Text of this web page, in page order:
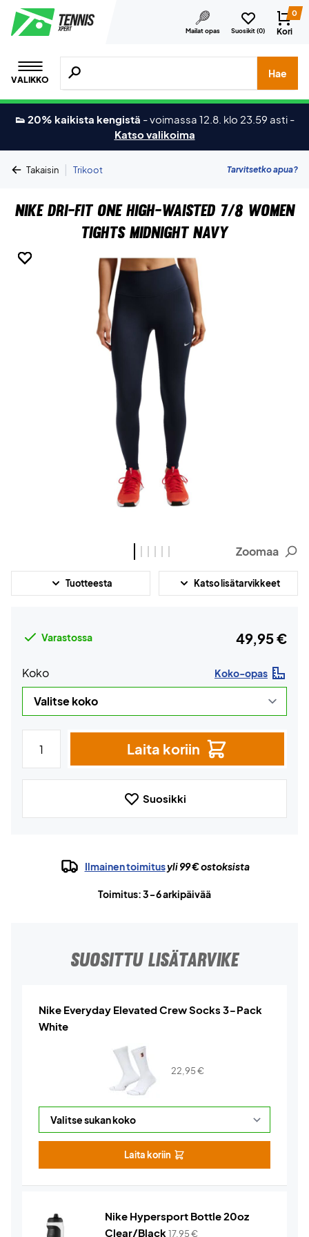
Mailat opas Suosikit (0)
0
Kori
VALIKKO
Hae tuotteita, merkkejä jne.
Hae
👟 20% kaikista kengistä -voimassa 12.8. klo 23.59 asti -
Katso valikoima
Takaisin | Trikoot Tarvitsetko apua?
Nike Dri-FIT One High-Waisted 7/8 Women
Tights Midnight Navy
Zoomaa
Tuotteesta Katso lisätarvikkeet
Varastossa 49,95 €
Koko Koko-opas
Laita koriin
Suosikki
Ilmainen toimitusyli 99 € ostoksista
Toimitus: 3-6 arkipäivää
SUOSITTU LISÄTARVIKE
Nike Everyday Elevated Crew Socks 3-Pack
White
22,95€
Laita koriin
Nike Hypersport Bottle 20oz
Clear/Black17,95€